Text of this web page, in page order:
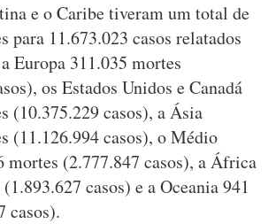
e o Caribe tiveram um total de
para 11.673.023 casos relatados
Europa 311.035 mortes
os Estados Unidos e Canadá
(10.375.229 casos), a Ásia
(11.126.994 casos), o Médio
mortes (2.777.847 casos), a África
casos) e a Oceania 941
casos).